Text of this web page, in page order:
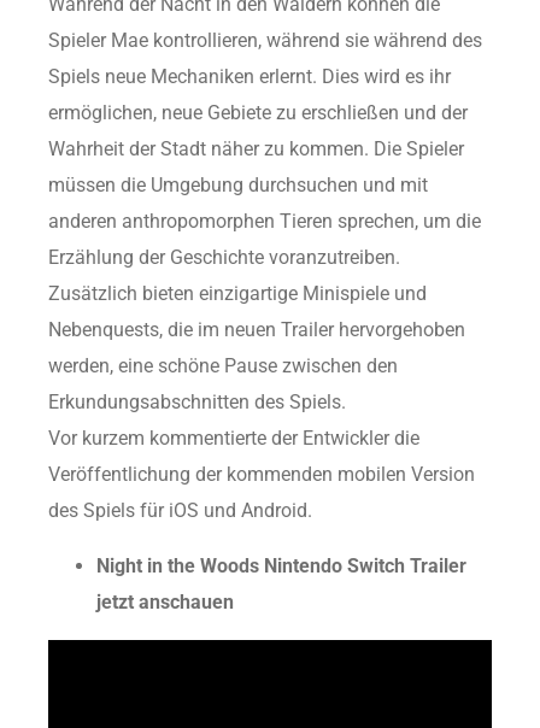
Spieler Mae kontrollieren, während sie während des
Spiels neue Mechaniken erlernt. Dies wird es ihr
ermöglichen, neue Gebiete zu erschließen und der
Wahrheit der Stadt näher zu kommen. Die Spieler
müssen die Umgebung durchsuchen und mit
anderen anthropomorphen Tieren sprechen, um die
Erzählung der Geschichte voranzutreiben.
Zusätzlich bieten einzigartige Minispiele und
Nebenquests, die im neuen Trailer hervorgehoben
werden, eine schöne Pause zwischen den
Erkundungsabschnitten des Spiels.
Vor kurzem kommentierte der Entwickler die
Veröffentlichung der kommenden mobilen Version
des Spiels für iOS und Android.
Night in the Woods Nintendo Switch Trailer
jetzt anschauen